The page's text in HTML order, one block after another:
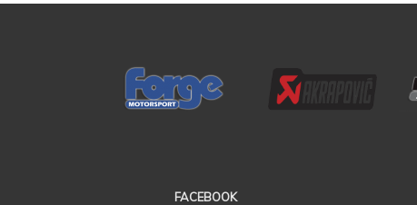
FACEBOOK